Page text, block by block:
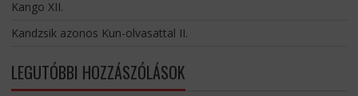
Kango XII.
Kandzsik azonos Kun-olvasattal II.
LEGUTÓBBI HOZZÁSZÓLÁSOK